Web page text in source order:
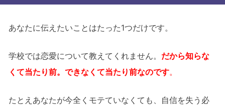
あなたに伝えたいことはたった1つだけです。
学校では恋愛について教えてくれません。 だから知らな
くて当たり前。できなくて当たり前なのです。
たとえあなたが今全くモテていなくても、自信を失う必